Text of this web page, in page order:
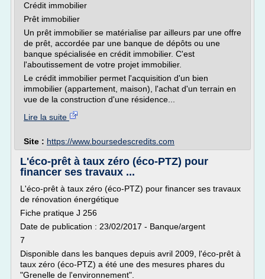
Crédit immobilier
Prêt immobilier
Un prêt immobilier se matérialise par ailleurs par une offre
de prêt, accordée par une banque de dépôts ou une
banque spécialisée en crédit immobilier. C'est
l'aboutissement de votre projet immobilier.
Le crédit immobilier permet l'acquisition d'un bien
immobilier (appartement, maison), l'achat d'un terrain en
vue de la construction d'une résidence...
Lire la suite
Site : https://www.boursedescredits.com
L'éco-prêt à taux zéro (éco-PTZ) pour
financer ses travaux ...
L'éco-prêt à taux zéro (éco-PTZ) pour financer ses travaux
de rénovation énergétique
Fiche pratique J 256
Date de publication : 23/02/2017 - Banque/argent
7
Disponible dans les banques depuis avril 2009, l'éco-prêt à
taux zéro (éco-PTZ) a été une des mesures phares du
"Grenelle de l'environnement".